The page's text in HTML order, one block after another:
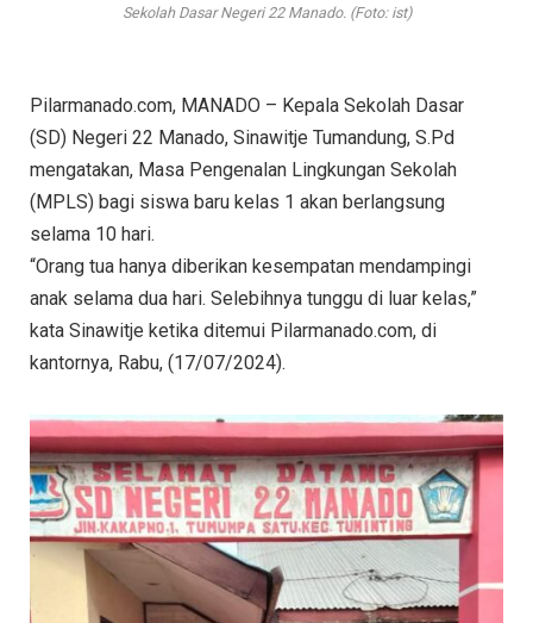
Sekolah Dasar Negeri 22 Manado. (Foto: ist)
Pilarmanado.com, MANADO – Kepala Sekolah Dasar
(SD) Negeri 22 Manado, Sinawitje Tumandung, S.Pd
mengatakan, Masa Pengenalan Lingkungan Sekolah
(MPLS) bagi siswa baru kelas 1 akan berlangsung
selama 10 hari.
“Orang tua hanya diberikan kesempatan mendampingi
anak selama dua hari. Selebihnya tunggu di luar kelas,”
kata Sinawitje ketika ditemui Pilarmanado.com, di
kantornya, Rabu, (17/07/2024).